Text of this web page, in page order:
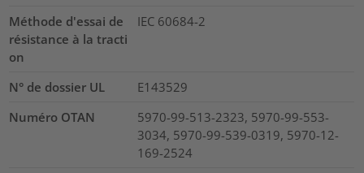
Méthode d'essai de
résistance à la tracti
on
IEC 60684-2
N° de dossier UL
E143529
Numéro OTAN
5970-99-513-2323, 5970-99-553-
3034, 5970-99-539-0319, 5970-12-
169-2524